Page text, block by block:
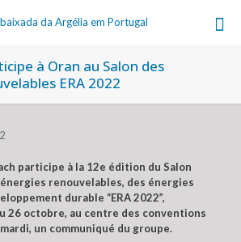
à Oran au Salon des
ERA 2022
participe à la 12e édition du Salon
renouvelables, des énergies
durable “ERA 2022”,
26 octobre, au centre des conventions
un communiqué du groupe.